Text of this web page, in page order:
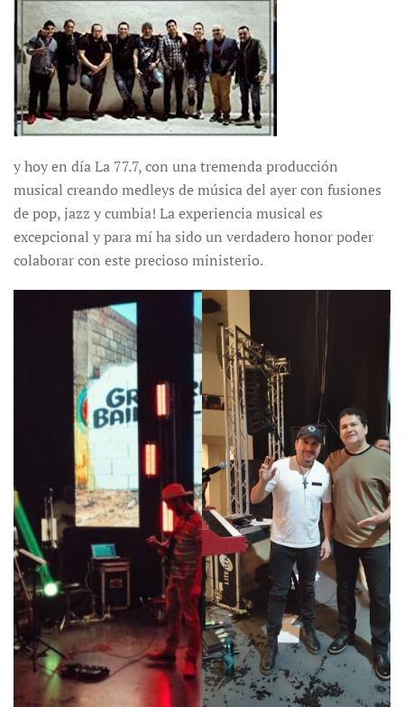
y hoy en día La 77.7, con una tremenda producción
musical creando medleys de música del ayer con fusiones
de pop, jazz y cumbia! La experiencia musical es
excepcional y para mí ha sido un verdadero honor poder
colaborar con este precioso ministerio.